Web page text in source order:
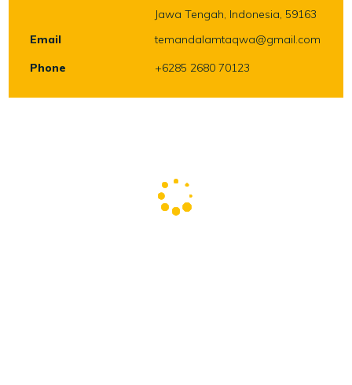
Jawa Tengah, Indonesia, 59163
Email
temandalamtaqwa@gmail.com
Phone
+6285 2680 70123